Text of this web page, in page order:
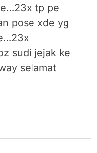
tp pe
pose xde yg
sudi jejak ke
selamat